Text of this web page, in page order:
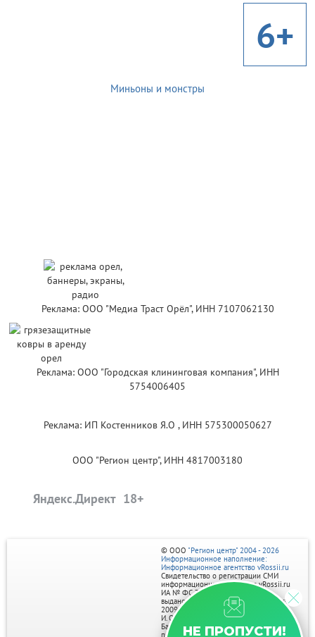
6+
Миньоны и монстры
Реклама: ООО "Медиа Траст Орёл", ИНН 7107062130
Реклама: ООО "Городская клининговая компания", ИНН
5754006405
Реклама: ИП Костенников Я.О , ИНН 575300050627
ООО "Регион центр", ИНН 4817003180
Яндекс.Директ
НЕ ПРОПУСТИ!
© ООО "Регион центр" 2004 - 2026
Информационное наполнение:
Информационное агентство vRossii.ru
Свидетельство о регистрации СМИ
информационного агентства vRossii.ru
ИА № ФС 77‑35502
выдано РОСКОМНАДЗОРом 04 марта
2009г.
И. О. Главного редактора Нарыков А. Н.
Баннеры на портале размещаются на
правах рекламы.